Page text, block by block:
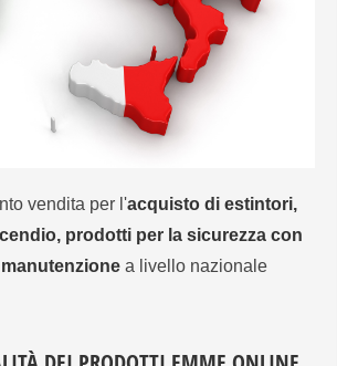
vendita per l'acquisto di estintori,
prodotti per la sicurezza con
a livello nazionale